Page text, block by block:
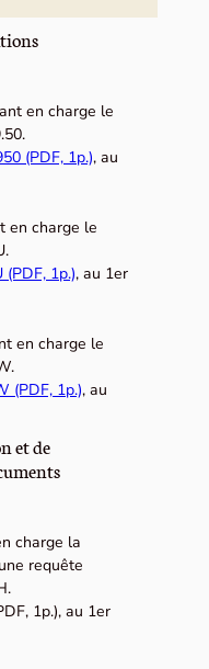
en charge le
(PDF, 1p.), au
en charge le
1p.), au 1er
en charge le
(PDF, 1p.), au
et de
charge la
requête
1p.), au 1er